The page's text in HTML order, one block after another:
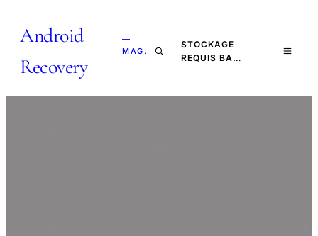
Android
Recovery
—
MAG.
STOCKAGE
REQUIS BA…